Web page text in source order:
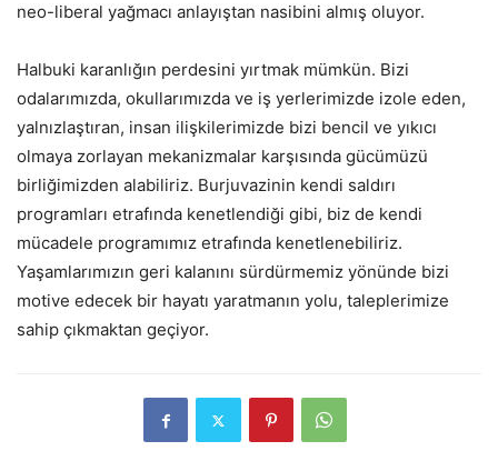
neo-liberal yağmacı anlayıştan nasibini almış oluyor.
Halbuki karanlığın perdesini yırtmak mümkün. Bizi
odalarımızda, okullarımızda ve iş yerlerimizde izole eden,
yalnızlaştıran, insan ilişkilerimizde bizi bencil ve yıkıcı
olmaya zorlayan mekanizmalar karşısında gücümüzü
birliğimizden alabiliriz. Burjuvazinin kendi saldırı
programları etrafında kenetlendiği gibi, biz de kendi
mücadele programımız etrafında kenetlenebiliriz.
Yaşamlarımızın geri kalanını sürdürmemiz yönünde bizi
motive edecek bir hayatı yaratmanın yolu, taleplerimize
sahip çıkmaktan geçiyor.